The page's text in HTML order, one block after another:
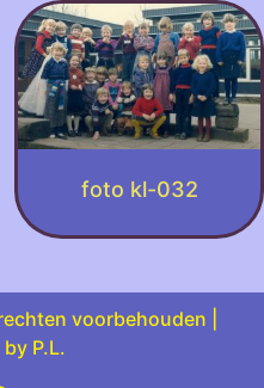
foto kl-032
voorbehouden |
P.L.